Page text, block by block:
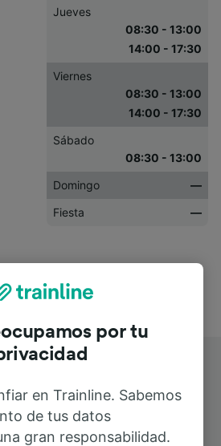
Jueves
08:30 - 13:00
14:00 - 17:30
Viernes
08:30 - 13:00
14:00 - 17:30
Sábado
08:30 - 13:00
Domingo
—
Fiesta
—
por tu
en Trainline. Sabemos
de tus datos
gran responsabilidad.